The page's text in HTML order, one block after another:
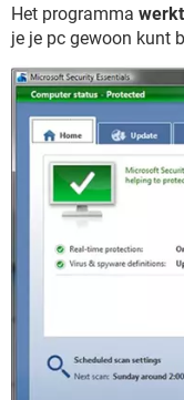
Het programma
je je pc gewoon kunt